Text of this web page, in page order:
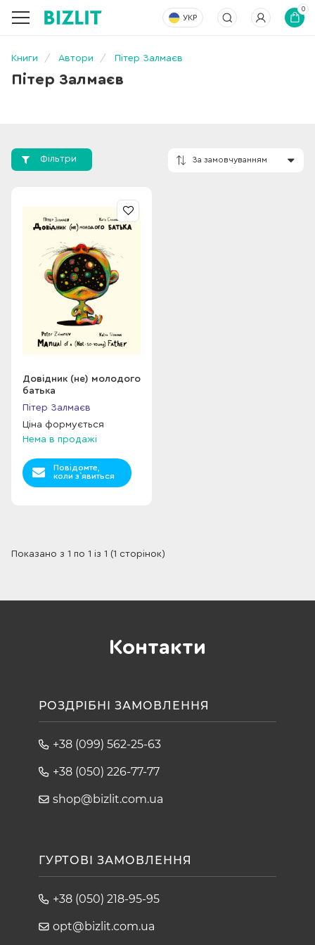
УКР
0
Книги Автори Пітер Залмаєв
Пітер Залмаєв
Фільтри
Довідник (не) молодого
батька
Пітер Залмаєв
Ціна формується
Нема в продажі
Повідомте,
коли з`явиться
Показано з 1 по 1 із 1 (1 сторінок)
Контакти
РОЗДРІБНІ ЗАМОВЛЕННЯ
+38 (099) 562-25-63
+38 (050) 226-77-77
shop@bizlit.com.ua
ГУРТОВІ ЗАМОВЛЕННЯ
+38 (050) 218-95-95
opt@bizlit.com.ua